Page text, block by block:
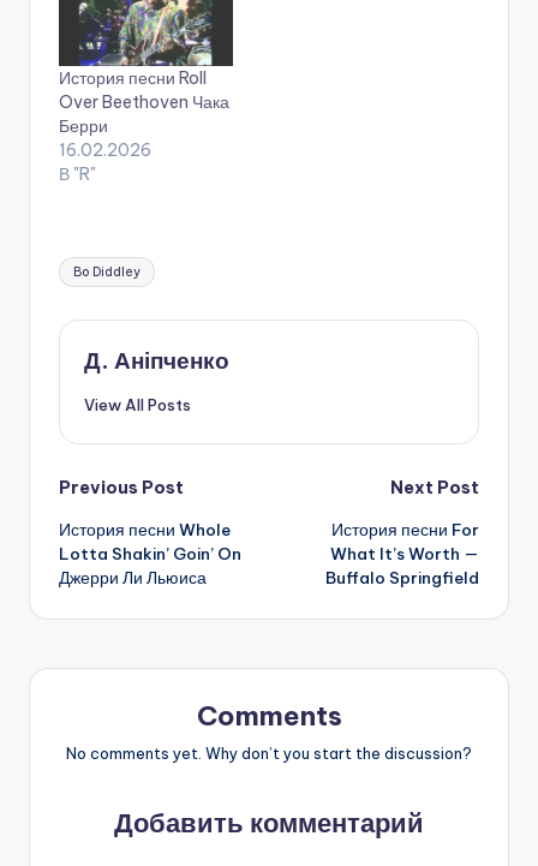
История песни Roll
Over Beethoven Чака
Берри
16.02.2026
В "R"
Tags:
Bo Diddley
Д. Аніпченко
View All Posts
Post
navigation
Previous Post
История песни Whole
Lotta Shakin’ Goin’ On
Джерри Ли Льюиса
Next Post
История песни For
What It’s Worth —
Buffalo Springfield
Comments
No comments yet. Why don’t you start the discussion?
Добавить комментарий